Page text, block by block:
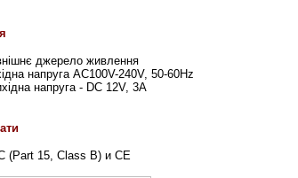
джерело живлення
напругаAC100V-240V, 50-60Hz
напруга- DC 12V, 3A
(Part 15, Class B) и CE